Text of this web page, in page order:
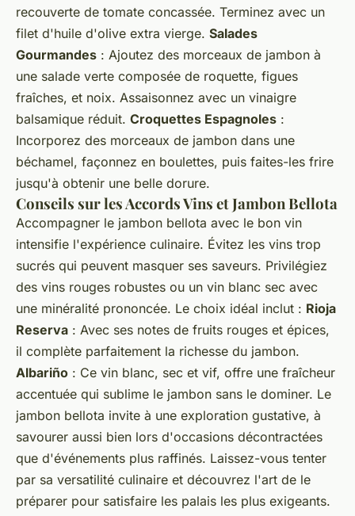
recouverte de tomate concassée. Terminez avec un
filet d'huile d'olive extra vierge. Salades
Gourmandes : Ajoutez des morceaux de jambon à
une salade verte composée de roquette, figues
fraîches, et noix. Assaisonnez avec un vinaigre
balsamique réduit. Croquettes Espagnoles :
Incorporez des morceaux de jambon dans une
béchamel, façonnez en boulettes, puis faites-les frire
jusqu'à obtenir une belle dorure.
Conseils sur les Accords Vins et Jambon Bellota
Accompagner le jambon bellota avec le bon vin
intensifie l'expérience culinaire. Évitez les vins trop
sucrés qui peuvent masquer ses saveurs. Privilégiez
des vins rouges robustes ou un vin blanc sec avec
une minéralité prononcée. Le choix idéal inclut : Rioja
Reserva : Avec ses notes de fruits rouges et épices,
il complète parfaitement la richesse du jambon.
Albariño : Ce vin blanc, sec et vif, offre une fraîcheur
accentuée qui sublime le jambon sans le dominer. Le
jambon bellota invite à une exploration gustative, à
savourer aussi bien lors d'occasions décontractées
que d'événements plus raffinés. Laissez-vous tenter
par sa versatilité culinaire et découvrez l'art de le
préparer pour satisfaire les palais les plus exigeants.